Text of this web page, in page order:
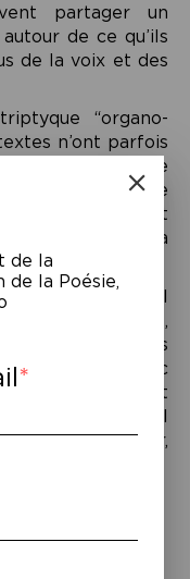
partager un
de ce qu’ils
de la voix et des
“organo-
n’ont parfois
du sens est une
sur scène cette
qui va et vient
langue, de sa
et figure du label
en toute liberté,
propositions
tout et rien, avec
elle, tellement
Jean-Daniel
buissonnier,
Ligné, 2016
de la
de la Poésie,